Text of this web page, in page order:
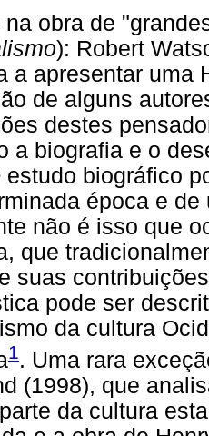
na obra de
): Robert
a apresentar uma
de alguns
destes
a biografia e o
estudo biográfico
época e
não é isso que
que
suas
pode ser
da cultura
1. Uma rara
(1998), que
da cultura